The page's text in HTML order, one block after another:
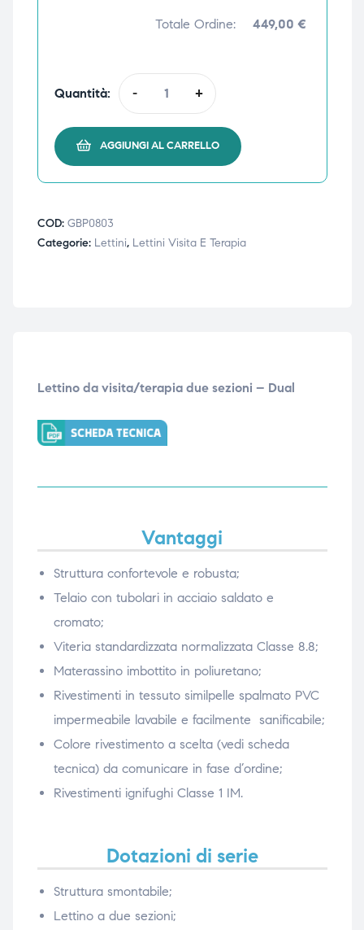
Totale Ordine: 449,00 €
Quantità: - +
AGGIUNGI AL CARRELLO
COD: GBP0803
Categorie: Lettini, Lettini Visita E Terapia
Lettino da visita/terapia due sezioni – Dual
Vantaggi
Struttura confortevole e robusta;
Telaio con tubolari in acciaio saldato e
cromato;
Viteria standardizzata normalizzata Classe 8.8;
Materassino imbottito in poliuretano;
Rivestimenti in tessuto similpelle spalmato PVC
impermeabile lavabile e facilmente sanificabile;
Colore rivestimento a scelta (vedi scheda
tecnica) da comunicare in fase d’ordine;
Rivestimenti ignifughi Classe 1 IM.
Dotazioni di serie
Struttura smontabile;
Lettino a due sezioni;